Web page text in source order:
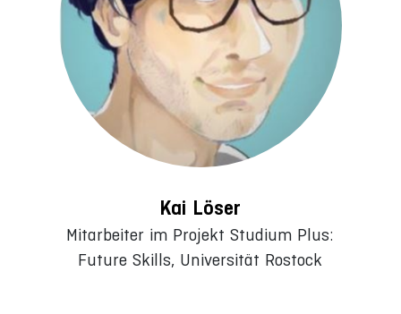
Kai Löser
Mitarbeiter im Projekt Studium Plus:
Future Skills, Universität Rostock